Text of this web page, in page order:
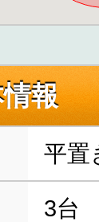
報
平置
3台